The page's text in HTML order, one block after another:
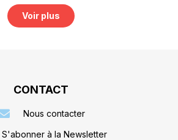
Voir plus
CONTACT
Nous contacter
S'abonner à la Newsletter